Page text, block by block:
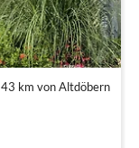
43 km von Altdöbern